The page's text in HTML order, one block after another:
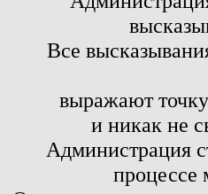
Все
выражают
и никак не
Администрация
процессе